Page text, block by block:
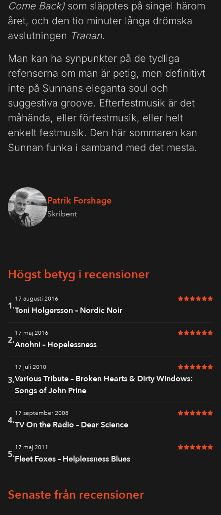
Come Back) som släpptes på singel härom
året, och den tio minuter långa drömska
avslutningen Tranan.
Man kan ha synpunkter på de tydliga
refenserna om man är petig, men definitivt
inte på Sunnans eleganta soul och
suggestiva groove. Efterfestmusik är det
måhända, eller förfestmusik, eller helt
enkelt festmusik. Den här sommaren kan
Sunnan funka i samband med det mesta.
Patrik Forshage
Skribent
Högst betyg i recensioner
1.
17 augusti 2016 6 av 6 i
Toni Holgersson – Nordic Noir
2.
17 maj 2016 6 av 6 i
Anohni – Hopelessness
3.
17 juli 2010 6 av 6 i
Various Tribute – Broken Hearts & Dirty Windows:
Songs of John Prine
4.
17 september 2008 6 av 6 i
TV On the Radio – Dear Science
5.
17 maj 2011 6 av 6 i
Fleet Foxes – Helplessness Blues
Senaste från recensioner